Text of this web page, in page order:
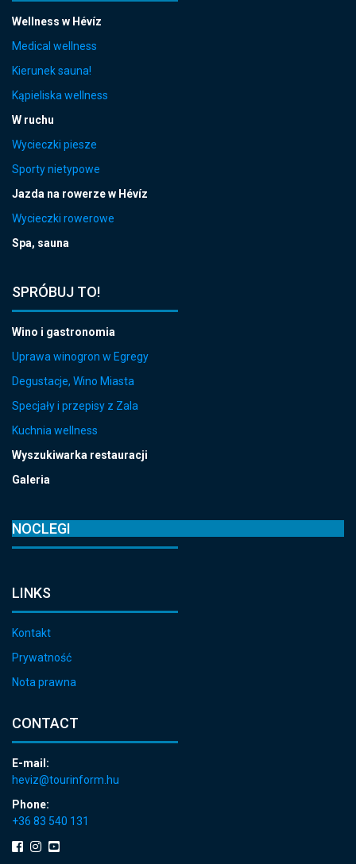
Wellness w Hévíz
Medical wellness
Kierunek sauna!
Kąpieliska wellness
W ruchu
Wycieczki piesze
Sporty nietypowe
Jazda na rowerze w Hévíz
Wycieczki rowerowe
Spa, sauna
SPRÓBUJ TO!
Wino i gastronomia
Uprawa winogron w Egregy
Degustacje, Wino Miasta
Specjały i przepisy z Zala
Kuchnia wellness
Wyszukiwarka restauracji
Galeria
NOCLEGI
LINKS
Kontakt
Prywatność
Nota prawna
CONTACT
E-mail:
heviz@tourinform.hu
Phone:
+36 83 540 131